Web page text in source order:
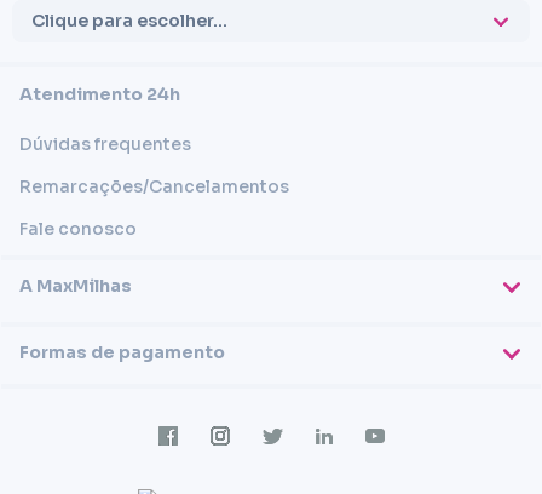
Clique para escolher...
A MaxMilhas
Atendimento 24h
Dúvidas frequentes
Remarcações/Cancelamentos
Fale conosco
Formas de pagamento